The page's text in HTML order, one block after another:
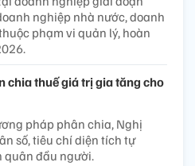
nghiệp nhà nước, doanh
phạm vi quản lý, hoàn
chia thuế giá trị gia tăng cho
pháp phân chia, Nghị
số, tiêu chí diện tích tự
quân đầu người.